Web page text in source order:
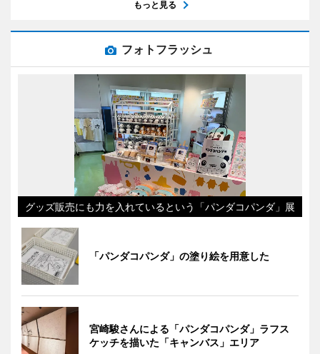
もっと見る
フォトフラッシュ
グッズ販売にも力を入れているという「パンダコパンダ」展
「パンダコパンダ」の塗り絵を用意した
宮崎駿さんによる「パンダコパンダ」ラフス
ケッチを描いた「キャンバス」エリア